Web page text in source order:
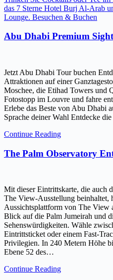
das 7 Sterne Hotel Burj Al-Arab
Lounge. Besuchen & Buchen
Abu Dhabi Premium
Jetzt Abu Dhabi Tour buchen
Attraktionen auf einer
Moschee, die Etihad Towers und
Fotostopp im Louvre und fahre
Erlebe das Beste von Abu Dhabi
Sprache deiner Wahl Entdecke
Continue Reading
The Palm Observatory
Mit dieser Eintrittskarte, die auch
The View-Ausstellung beinhaltet,
Aussichtsplattform von The View
Blick auf die Palm Jumeirah und
Sehenswürdigkeiten. Wähle
Eintrittsticket oder einem Fast-
Privilegien. In 240 Metern Höhe
Ebene 52 des…
Continue Reading